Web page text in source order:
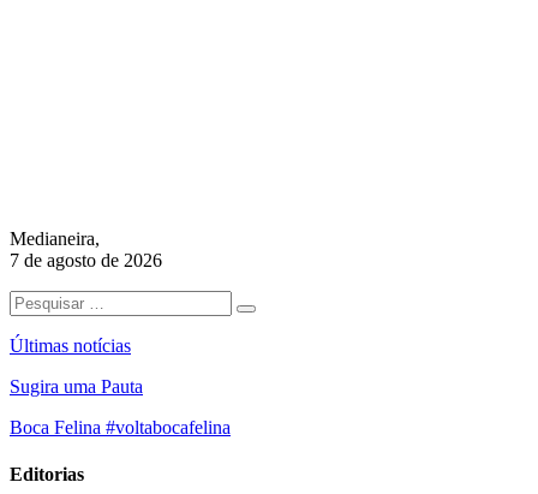
Medianeira,
7 de agosto de 2026
Últimas notícias
Sugira uma Pauta
Boca Felina #voltabocafelina
Editorias